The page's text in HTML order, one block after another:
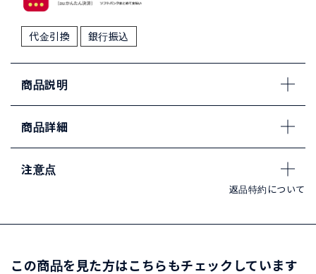
代金引換 銀行振込
商品説明
商品詳細
注意点
返品特約について
この商品を見た方はこちらもチェックしています